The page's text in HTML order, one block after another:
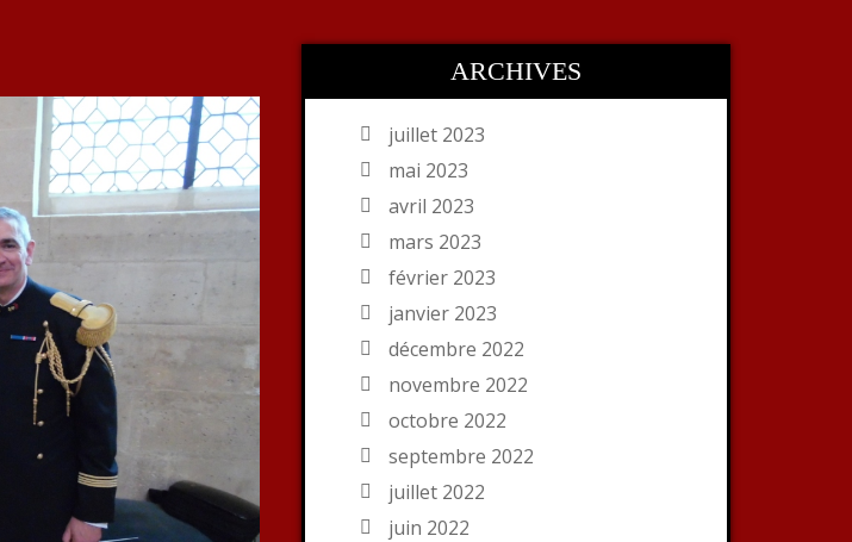
ARCHIVES
juillet 2023
mai 2023
avril 2023
mars 2023
février 2023
janvier 2023
décembre 2022
novembre 2022
octobre 2022
septembre 2022
juillet 2022
juin 2022